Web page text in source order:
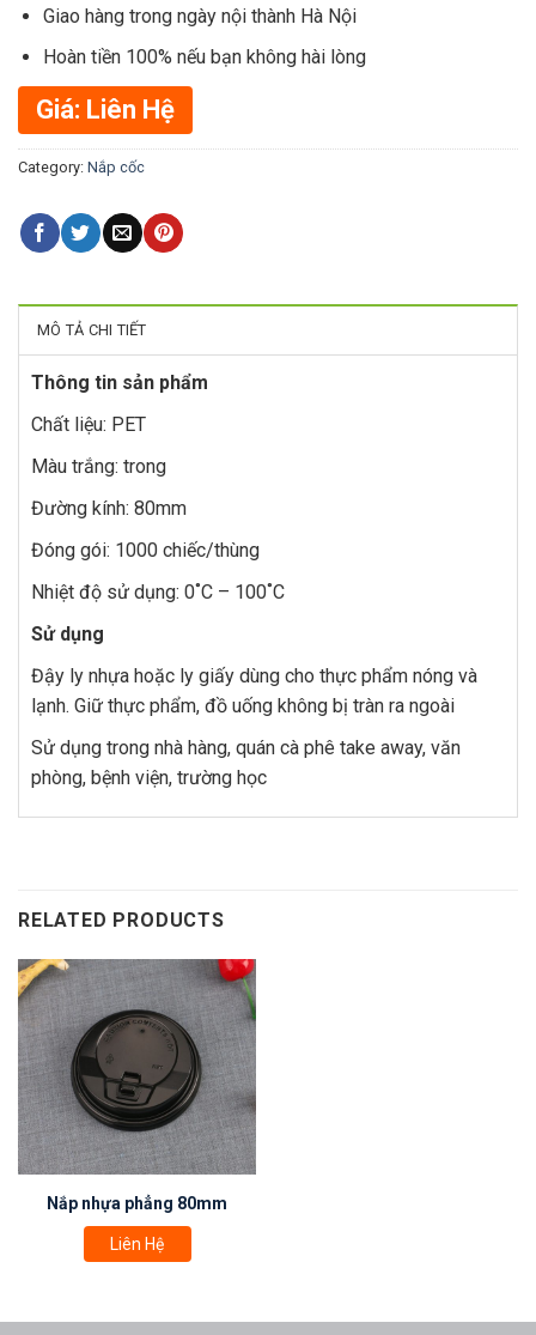
Giao hàng trong ngày nội thành Hà Nội
Hoàn tiền 100% nếu bạn không hài lòng
Giá: Liên Hệ
Category: Nắp cốc
MÔ TẢ CHI TIẾT
Thông tin sản phẩm
Chất liệu: PET
Màu trắng: trong
Đường kính: 80mm
Đóng gói: 1000 chiếc/thùng
Nhiệt độ sử dụng: 0˚C – 100˚C
Sử dụng
Đậy ly nhựa hoặc ly giấy dùng cho thực phẩm nóng và
lạnh. Giữ thực phẩm, đồ uống không bị tràn ra ngoài
Sử dụng trong nhà hàng, quán cà phê take away, văn
phòng, bệnh viện, trường học
RELATED PRODUCTS
Nắp nhựa phẳng 80mm
Liên Hệ